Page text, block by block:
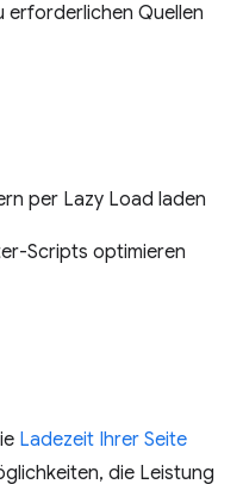
erforderlichen Quellen
per Lazy Load laden
Scripts optimieren
Ladezeit Ihrer Seite
die Leistung